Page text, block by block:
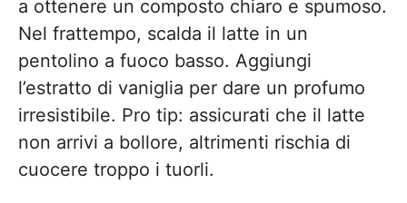
a ottenere un composto chiaro e spumoso.
Nel frattempo, scalda il latte in un
pentolino a fuoco basso. Aggiungi
l’estratto di vaniglia per dare un profumo
irresistibile. Pro tip: assicurati che il latte
non arrivi a bollore, altrimenti rischia di
cuocere troppo i tuorli.